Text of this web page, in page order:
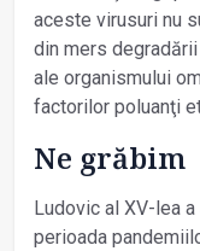
aceste virusuri nu
din mers
ale organismului
factorilor poluanţi
Ne grăbim
Ludovic al XV-lea
perioada